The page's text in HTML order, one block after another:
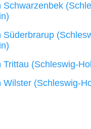
Schwarzenbek
Süderbrarup
Trittau (Schleswig-
Wilster (Schleswig-